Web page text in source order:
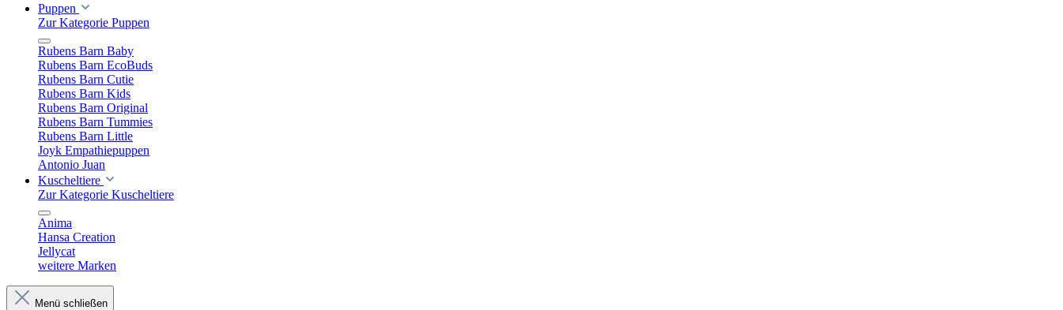
Puppen
Zur Kategorie Puppen
Rubens Barn Baby
Rubens Barn EcoBuds
Rubens Barn Cutie
Rubens Barn Kids
Rubens Barn Original
Rubens Barn Tummies
Rubens Barn Little
Joyk Empathiepuppen
Antonio Juan
Kuscheltiere
Zur Kategorie Kuscheltiere
Anima
Hansa Creation
Jellycat
weitere Marken
Menü schließen